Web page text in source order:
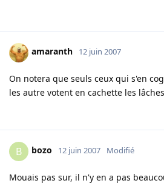
amaranth 12 juin 2007
On notera que seuls ceux qui s'en
les autre votent en cachette les
B bozo 12 juin 2007 Modifié
Mouais pas sur, il n'y en a pas